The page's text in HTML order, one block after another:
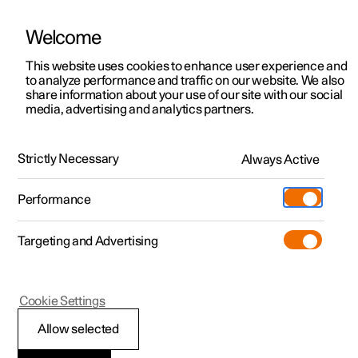
Polestar 2
Polestar 3
Polestar 4
Pre-owned
Köpa
Mer
Upptäck Polestar 2
Provkörning
Upptäck Polestar 3
Provkörning
Upptäck Polestar 4
Provkörning
Erbjudanden privatkund
Erbjudanden företag
Tillgängliga bilar
Designa och beställ
Pre-owned
Provkörning
Extras
(Öppnas i ett nytt fönster)
Experiences
Tjänstebil och företag
Besök
Serviceställen
Ägande
Support
Om Polestar
Nyheter
2019.10.04
"En festival för alla som hungrar efter design och
kreativitet." Det är orden som arrangörerna till Us By
Night använder för att beskriva detta evenemang som
hålls i Antwerpen under tre kvällar i september varje år.
Welcome
This website uses cookies to enhance user experience and
to analyze performance and traffic on our website. We also
share information about your use of our site with our social
media, advertising and analytics partners.
Strictly Necessary Always Active
Performance
Targeting and Advertising
Allow selected
Cookie Settings